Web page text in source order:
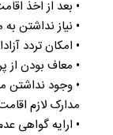
• بعد از اخذ
• نیاز نداشتن
• امکان تردد
• معاف بودن از
• وجود
مدارک لازم اقامت
• ارایه گواهی